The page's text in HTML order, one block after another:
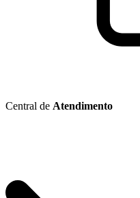
Central de Atendimento